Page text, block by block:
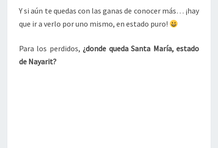
Y si aún te quedas con las ganas de conocer más… ¡hay
que ir a verlo por uno mismo, en estado puro!
Para los perdidos,¿donde queda Santa María, estado
de Nayarit?